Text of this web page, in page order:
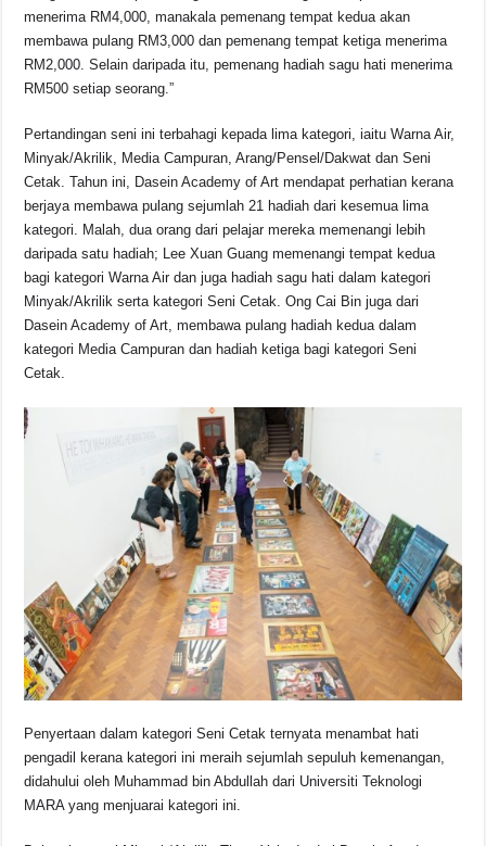
menerima RM4,000, manakala pemenang tempat kedua akan
membawa pulang RM3,000 dan pemenang tempat ketiga menerima
RM2,000. Selain daripada itu, pemenang hadiah sagu hati menerima
RM500 setiap seorang.”
Pertandingan seni ini terbahagi kepada lima kategori, iaitu Warna Air,
Minyak/Akrilik, Media Campuran, Arang/Pensel/Dakwat dan Seni
Cetak. Tahun ini, Dasein Academy of Art mendapat perhatian kerana
berjaya membawa pulang sejumlah 21 hadiah dari kesemua lima
kategori. Malah, dua orang dari pelajar mereka memenangi lebih
daripada satu hadiah; Lee Xuan Guang memenangi tempat kedua
bagi kategori Warna Air dan juga hadiah sagu hati dalam kategori
Minyak/Akrilik serta kategori Seni Cetak. Ong Cai Bin juga dari
Dasein Academy of Art, membawa pulang hadiah kedua dalam
kategori Media Campuran dan hadiah ketiga bagi kategori Seni
Cetak.
Penyertaan dalam kategori Seni Cetak ternyata menambat hati
pengadil kerana kategori ini meraih sejumlah sepuluh kemenangan,
didahului oleh Muhammad bin Abdullah dari Universiti Teknologi
MARA yang menjuarai kategori ini.